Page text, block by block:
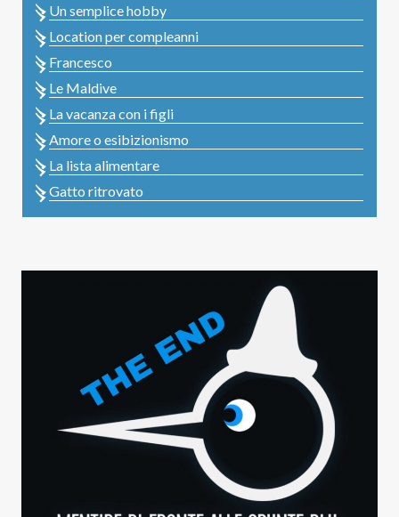
Un semplice hobby
Location per compleanni
Francesco
Le Maldive
La vacanza con i figli
Amore o esibizionismo
La lista alimentare
Gatto ritrovato